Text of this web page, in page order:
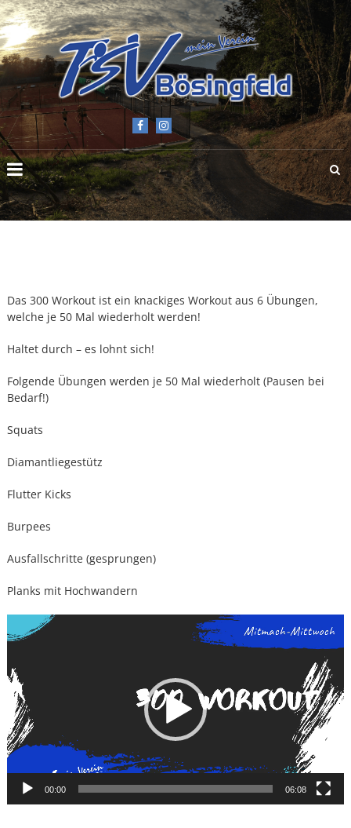
TSV
BÖSINGFELD
E.V.
Das 300 Workout ist ein knackiges Workout aus 6 Übungen,
welche je 50 Mal wiederholt werden!
Haltet durch – es lohnt sich!
Folgende Übungen werden je 50 Mal wiederholt (Pausen bei
Bedarf!)
Squats
Diamantliegestütz
Flutter Kicks
Burpees
Ausfallschritte (gesprungen)
Planks mit Hochwandern
Player
00:00 06:08